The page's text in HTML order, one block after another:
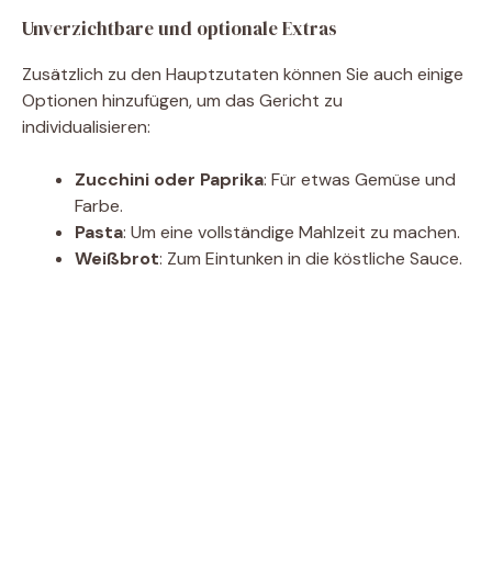
Unverzichtbare und optionale Extras
Zusätzlich zu den Hauptzutaten können Sie auch einige
Optionen hinzufügen, um das Gericht zu
individualisieren:
Zucchini oder Paprika: Für etwas Gemüse und
Farbe.
Pasta: Um eine vollständige Mahlzeit zu machen.
Weißbrot: Zum Eintunken in die köstliche Sauce.